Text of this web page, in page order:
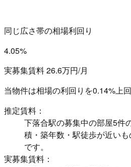
同じ広さ帯の相場利回り
4.05%
実募集賃料 26.6万円/月
当物件は相場の利回りを0.14%上
推定賃料：
下落合駅の募集中の部屋5件
積・築年数・駅徒歩が近い
です。
実募集賃料：